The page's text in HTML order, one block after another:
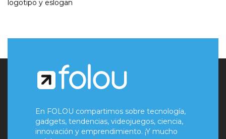
logotipo y eslogan
En FOLOU compartimos sobre tecnología,
gadgets, tendencias, videojuegos, ciencia,
innovación y emprendimiento. ¡Y mucho